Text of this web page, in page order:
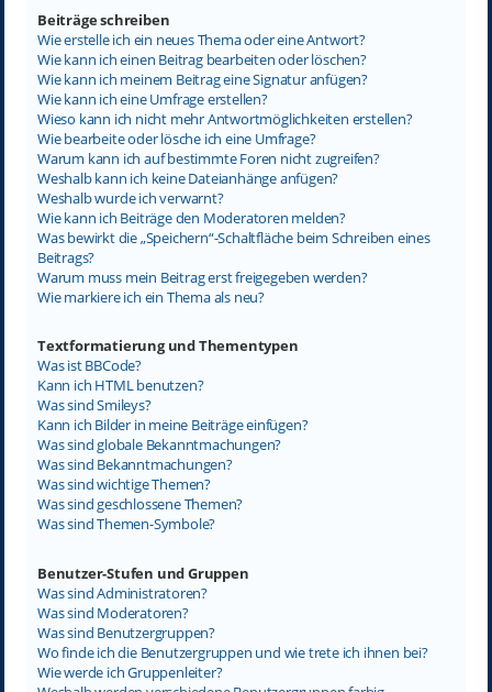
Beiträge schreiben
Wie erstelle ich ein neues Thema oder eine Antwort?
Wie kann ich einen Beitrag bearbeiten oder löschen?
Wie kann ich meinem Beitrag eine Signatur anfügen?
Wie kann ich eine Umfrage erstellen?
Wieso kann ich nicht mehr Antwortmöglichkeiten erstellen?
Wie bearbeite oder lösche ich eine Umfrage?
Warum kann ich auf bestimmte Foren nicht zugreifen?
Weshalb kann ich keine Dateianhänge anfügen?
Weshalb wurde ich verwarnt?
Wie kann ich Beiträge den Moderatoren melden?
Was bewirkt die „Speichern“-Schaltfläche beim Schreiben eines
Beitrags?
Warum muss mein Beitrag erst freigegeben werden?
Wie markiere ich ein Thema als neu?
Textformatierung und Thementypen
Was ist BBCode?
Kann ich HTML benutzen?
Was sind Smileys?
Kann ich Bilder in meine Beiträge einfügen?
Was sind globale Bekanntmachungen?
Was sind Bekanntmachungen?
Was sind wichtige Themen?
Was sind geschlossene Themen?
Was sind Themen-Symbole?
Benutzer-Stufen und Gruppen
Was sind Administratoren?
Was sind Moderatoren?
Was sind Benutzergruppen?
Wo finde ich die Benutzergruppen und wie trete ich ihnen bei?
Wie werde ich Gruppenleiter?